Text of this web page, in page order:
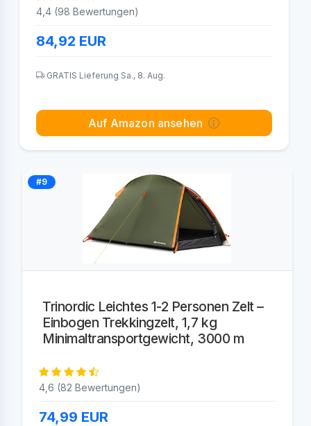
4,4 (98 Bewertungen)
84,92 EUR
GRATIS Lieferung Sa., 8. Aug.
Auf Amazon ansehen
#9
Trinordic Leichtes 1-2 Personen Zelt –
Einbogen Trekkingzelt, 1,7 kg
Minimaltransportgewicht, 3000 m
4,6 (82 Bewertungen)
74,99 EUR